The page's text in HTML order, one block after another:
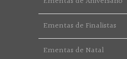
Ementas de Finalistas
Ementas de Natal